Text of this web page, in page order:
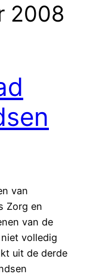
2008
van
Zorg en
van de
volledig
uit de derde